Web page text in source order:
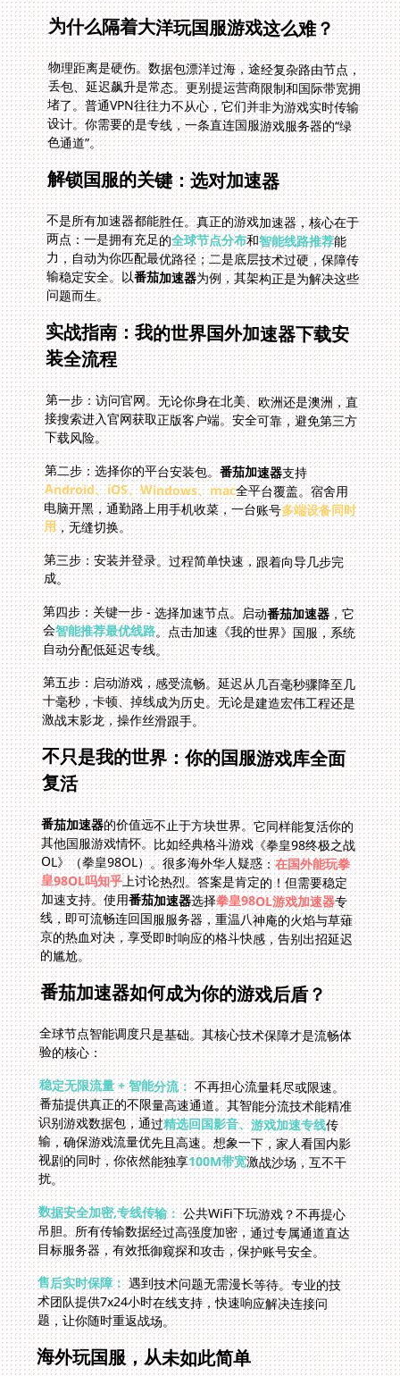
为什么隔着大洋玩国服游戏这么难？
物理距离是硬伤。数据包漂洋过海，途经复杂路由节点，
丢包、延迟飙升是常态。更别提运营商限制和国际带宽拥
堵了。普通VPN往往力不从心，它们并非为游戏实时传输
设计。你需要的是专线，一条直连国服游戏服务器的“绿
色通道”。
解锁国服的关键：选对加速器
不是所有加速器都能胜任。真正的游戏加速器，核心在于
两点：一是拥有充足的全球节点分布和智能线路推荐能
力，自动为你匹配最优路径；二是底层技术过硬，保障传
输稳定安全。以番茄加速器为例，其架构正是为解决这些
问题而生。
实战指南：我的世界国外加速器下载安
装全流程
第一步：访问官网。无论你身在北美、欧洲还是澳洲，直
接搜索进入官网获取正版客户端。安全可靠，避免第三方
下载风险。
第二步：选择你的平台安装包。番茄加速器支持
Android、iOS、Windows、mac全平台覆盖。宿舍用
电脑开黑，通勤路上用手机收菜，一台账号多端设备同时
用，无缝切换。
第三步：安装并登录。过程简单快速，跟着向导几步完
成。
第四步：关键一步 - 选择加速节点。启动番茄加速器，它
会智能推荐最优线路。点击加速《我的世界》国服，系统
自动分配低延迟专线。
第五步：启动游戏，感受流畅。延迟从几百毫秒骤降至几
十毫秒，卡顿、掉线成为历史。无论是建造宏伟工程还是
激战末影龙，操作丝滑跟手。
不只是我的世界：你的国服游戏库全面
复活
番茄加速器的价值远不止于方块世界。它同样能复活你的
其他国服游戏情怀。比如经典格斗游戏《拳皇98终极之战
OL》（拳皇98OL）。很多海外华人疑惑：在国外能玩拳
皇98OL吗知乎上讨论热烈。答案是肯定的！但需要稳定
加速支持。使用番茄加速器选择拳皇98OL游戏加速器专
线，即可流畅连回国服服务器，重温八神庵的火焰与草薙
京的热血对决，享受即时响应的格斗快感，告别出招延迟
的尴尬。
番茄加速器如何成为你的游戏后盾？
全球节点智能调度只是基础。其核心技术保障才是流畅体
验的核心：
稳定无限流量 + 智能分流：不再担心流量耗尽或限速。
番茄提供真正的不限量高速通道。其智能分流技术能精准
识别游戏数据包，通过精选回国影音、游戏加速专线传
输，确保游戏流量优先且高速。想象一下，家人看国内影
视剧的同时，你依然能独享100M带宽激战沙场，互不干
扰。
数据安全加密,专线传输：公共WiFi下玩游戏？不再提心
吊胆。所有传输数据经过高强度加密，通过专属通道直达
目标服务器，有效抵御窥探和攻击，保护账号安全。
售后实时保障：遇到技术问题无需漫长等待。专业的技
术团队提供7x24小时在线支持，快速响应解决连接问
题，让你随时重返战场。
海外玩国服，从未如此简单